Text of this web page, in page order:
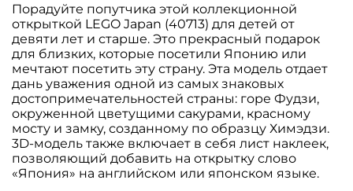
Порадуйте попутчика этой коллекционной
открыткой LEGO Japan (40713) для детей от
девяти лет и старше. Это прекрасный подарок
для близких, которые посетили Японию или
мечтают посетить эту страну. Эта модель отдает
дань уважения одной из самых знаковых
достопримечательностей страны: горе Фудзи,
окруженной цветущими сакурами, красному
мосту и замку, созданному по образцу Химэдзи.
3D-модель также включает в себя лист наклеек,
позволяющий добавить на открытку слово
«Япония» на английском или японском языке.